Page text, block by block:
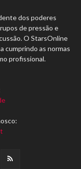
dos poderes
de pressão e
O StarsOnline
cumprindo as normas
profissional.